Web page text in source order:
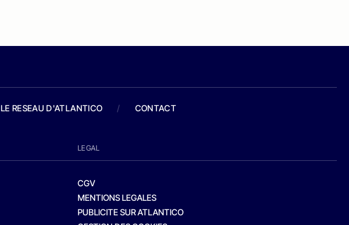
LE RESEAU D'ATLANTICO / CONTACT
LEGAL
CGV
MENTIONS LEGALES
PUBLICITE SUR ATLANTICO